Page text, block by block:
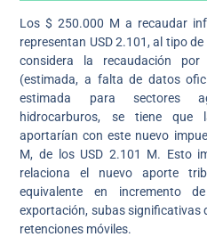
Los $ 250.000 M a recaudar
representan USD 2.101, al tipo
considera la recaudación
(estimada, a falta de datos
estimada para sectores
hidrocarburos, se tiene que
aportarían con este nuevo
M, de los USD 2.101 M. Esto
relaciona el nuevo aporte
equivalente en incremento
exportación, subas significativas
retenciones móviles.